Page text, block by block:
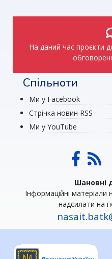
На даний час проєкти
Спільноти
Ми у Facebook
Стрічка новин RSS
Ми у YouTube
Шановні
Інформаційні
надсилати на